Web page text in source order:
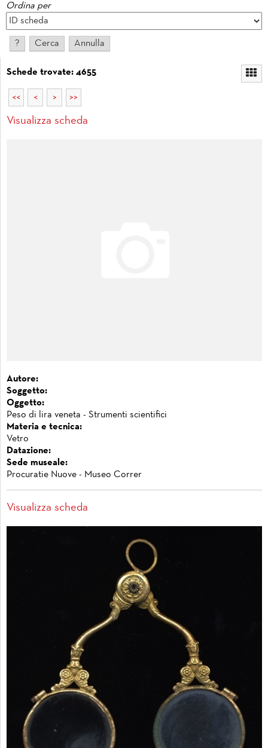
Ordina per
Schede trovate: 4655
<< < > >>
Visualizza scheda
Autore:
Soggetto:
Oggetto:
Peso di lira veneta - Strumenti scientifici
Materia e tecnica:
Vetro
Datazione:
Sede museale:
Procuratie Nuove - Museo Correr
Visualizza scheda